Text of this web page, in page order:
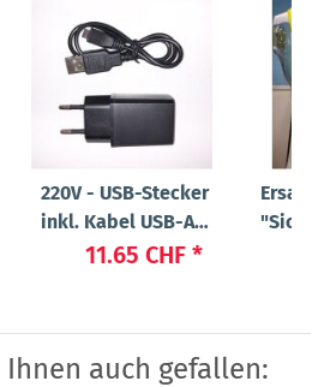
220V - USB-Stecker
inkl. Kabel USB-A
auf USB Micro
11.65 CHF *
Ersatz
Ihnen auch gefallen: